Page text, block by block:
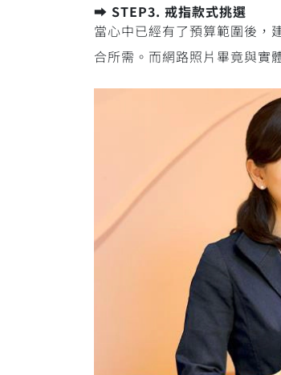
➡️ STEP3. 戒指款式挑選
當心中已經有了預算範圍後，
合所需。而網路照片畢竟與實